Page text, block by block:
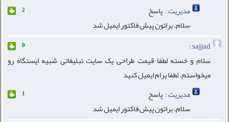
مدیریت : پاسخ 2
سلام. براتون پیش فاکتور ایمیل شد
sajjad :
0
سلام و خسته لطفا قیمت طراحی یک سایت تبلیغاتی شبیه ایستگاه رو
میخواستم. لطفا برام ایمیل کنید
مدیریت : پاسخ 1
سلام. براتون پیش فاکتور ایمیل شد